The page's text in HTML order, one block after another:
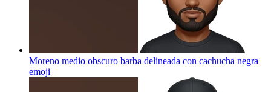
Moreno medio obscuro barba delineada con cachucha negra
emoji